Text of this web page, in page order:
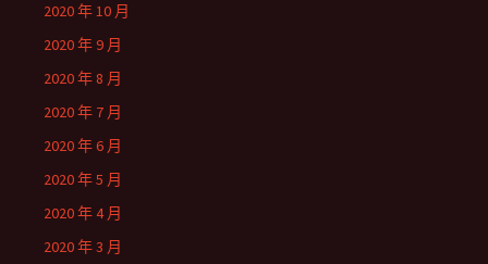
2020 年 10 月
2020 年 9 月
2020 年 8 月
2020 年 7 月
2020 年 6 月
2020 年 5 月
2020 年 4 月
2020 年 3 月